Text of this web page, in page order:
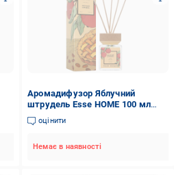
Аромадифузор Яблучний
штрудель Esse HOME 100 мл
(HOME-AP)
оцінити
Немає в наявності